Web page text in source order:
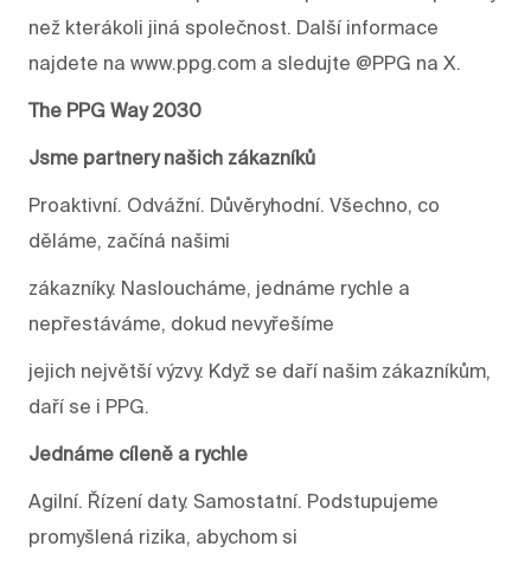
než kterákoli jiná společnost. Další informace
najdete na www.ppg.com a sledujte @PPG na X.
The PPG Way 2030
Jsme partnery našich zákazníků
Proaktivní. Odvážní. Důvěryhodní. Všechno, co
děláme, začíná našimi
zákazníky. Nasloucháme, jednáme rychle a
nepřestáváme, dokud nevyřešíme
jejich největší výzvy. Když se daří našim zákazníkům,
daří se i PPG.
Jednáme cíleně a rychle
Agilní. Řízení daty. Samostatní. Podstupujeme
promyšlená rizika, abychom si